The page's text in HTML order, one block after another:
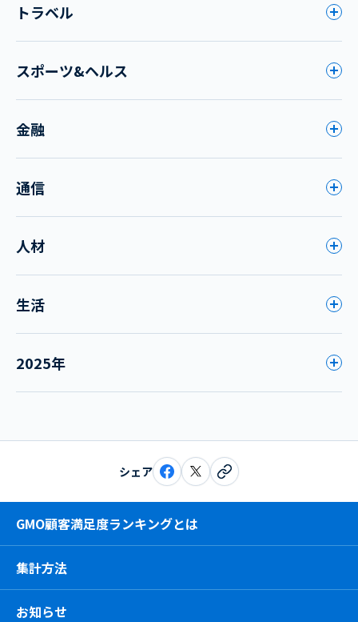
トラベル
スポーツ&ヘルス
金融
通信
人材
生活
2025年
シェア
GMO顧客満足度ランキングとは
集計方法
お知らせ